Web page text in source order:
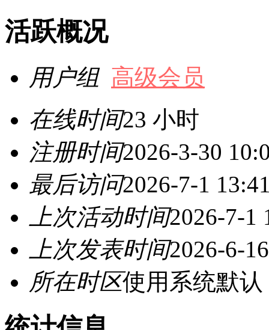
活跃概况
用户组 高级会员
在线时间23 小时
注册时间2026-3-30
最后访问2026-7-1
上次活动时间2026-7-1
上次发表时间2026-6-
所在时区使用系统默认